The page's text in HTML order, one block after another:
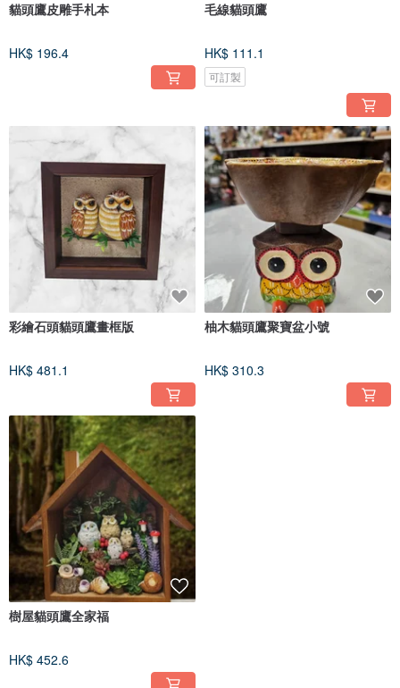
貓頭鷹皮雕手札本
HK$ 196.4
毛線貓頭鷹
HK$ 111.1
可訂製
彩繪石頭貓頭鷹畫框版
HK$ 481.1
柚木貓頭鷹聚寶盆小號
HK$ 310.3
樹屋貓頭鷹全家福
HK$ 452.6